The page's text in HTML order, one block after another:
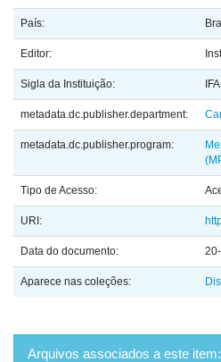
País:
Editor:
Sigla da Instituição:
metadata.dc.publisher.department:
metadata.dc.publisher.program:
Tipo de Acesso:
URI:
Data do documento:
Aparece nas coleções:
Arquivos associados a este item: